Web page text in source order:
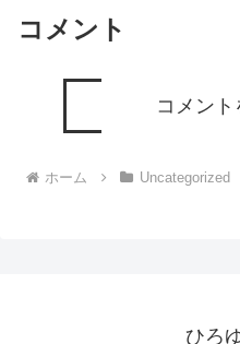
コメント
コメン
ホーム Uncategorized
ひろ